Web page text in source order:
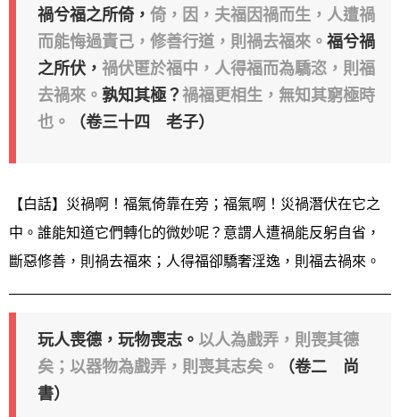
禍兮福之所倚， 倚，因，夫福因禍而生，人遭禍
而能悔過責己，修善行道，則禍去福來。 福兮禍
之所伏， 禍伏匿於福中，人得福而為驕恣，則福
去禍來。 孰知其極？禍福更相生，無知其窮極時
也。
（卷三十四 老子）
【白話】災禍啊！福氣倚靠在旁；福氣啊！災禍潛伏在它之
中。誰能知道它們轉化的微妙呢？意謂人遭禍能反躬自省，
斷惡修善，則禍去福來；人得福卻驕奢淫逸，則福去禍來。
玩人喪德，玩物喪志。 以人為戲弄，則喪其德
矣；以器物為戲弄，則喪其志矣。
（卷二 尚
書）